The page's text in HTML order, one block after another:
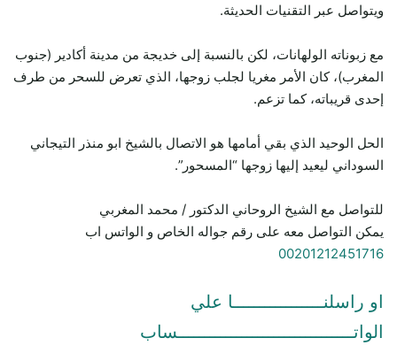
ويتواصل عبر التقنيات الحديثة.
مع زبوناته الولهانات، لكن بالنسبة إلى خديجة من مدينة أكادير (جنوب
المغرب)، كان الأمر مغريا لجلب زوجها، الذي تعرض للسحر من طرف
إحدى قريباته، كما تزعم.
الحل الوحيد الذي بقي أمامها هو الاتصال بالشيخ ابو منذر التيجاني
السوداني ليعيد إليها زوجها “المسحور”.
للتواصل مع الشيخ الروحاني الدكتور / محمد المغربي
يمكن التواصل معه على رقم جواله الخاص و الواتس اب
00201212451716
او راسلنـــــــــــــــــا علي
الواتـــــــــــــــــــــــــــــــــساب